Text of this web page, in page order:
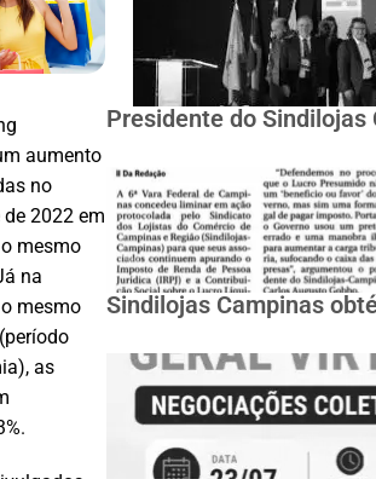
aumento
no
2022 em
mesmo
na
mesmo
as
Presidente do Sindilojas
Sindilojas Campinas